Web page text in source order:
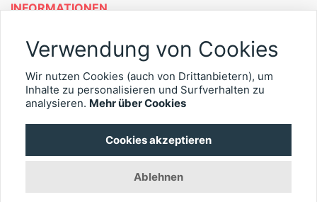
INFORMATIONEN
Was ist EYEFOX – Ihre Möglichkeiten
Kontakt
© 2026 EYEFOX UG (haftungsbeschränkt)
Verwendung von Cookies
Wir nutzen Cookies (auch von Drittanbietern), um
Inhalte zu personalisieren und Surfverhalten zu
analysieren. Mehr über Cookies
Cookies akzeptieren
Ablehnen